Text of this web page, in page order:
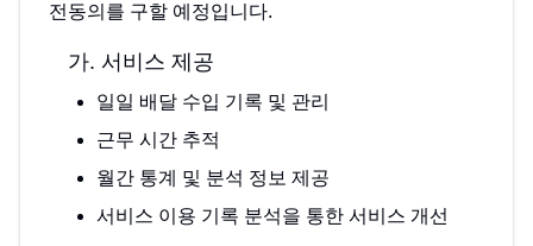
전동의를 구할 예정입니다.
가. 서비스 제공
일일 배달 수입 기록 및 관리
근무 시간 추적
월간 통계 및 분석 정보 제공
서비스 이용 기록 분석을 통한 서비스 개선